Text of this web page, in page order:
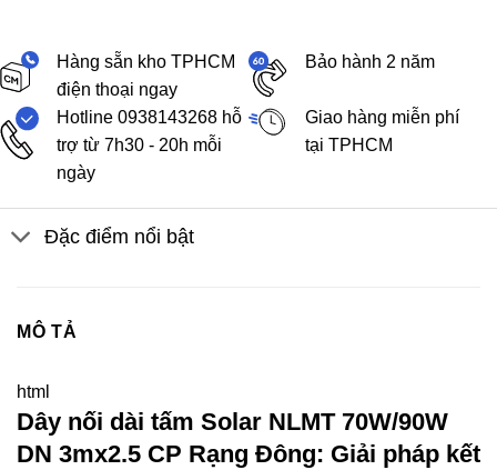
Hàng sẵn kho TPHCM
điện thoại ngay
Bảo hành 2 năm
Hotline 0938143268 hỗ
trợ từ 7h30 - 20h mỗi
ngày
Giao hàng miễn phí
tại TPHCM
Đặc điểm nổi bật
MÔ TẢ
html
Dây nối dài tấm Solar NLMT 70W/90W
DN 3mx2.5 CP Rạng Đông: Giải pháp kết